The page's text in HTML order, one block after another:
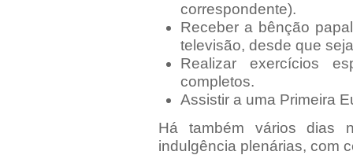
correspondente).
Receber a bênção
televisão, desde que
Realizar exercícios
completos.
Assistir a uma Primeira
Há também vários dias
indulgência plenárias, com